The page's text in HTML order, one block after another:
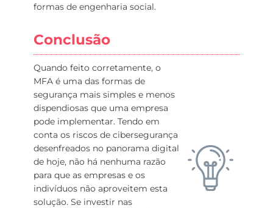
formas de engenharia social.
Conclusão
Quando feito corretamente, o
MFA é uma das formas de
segurança mais simples e menos
dispendiosas que uma empresa
pode implementar. Tendo em
conta os riscos de cibersegurança
desenfreados no panorama digital
de hoje, não há nenhuma razão
para que as empresas e os
indivíduos não aproveitem esta
solução. Se investir nas